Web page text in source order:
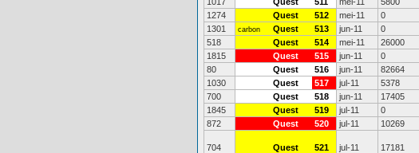
1274
Quest 512 mei-11 0
1301
carbon Quest 513 jun-11 0
518
Quest 514 mei-11 26000
1815
Quest 515 jun-11 0
80
Quest 516 jun-11 82664
1030
Quest 517 jul-11 5378
700
Quest 518 jun-11 17405
1845
Quest 519 jul-11 0
872
Quest 520 jul-11 10269
704 Quest 521 jul-11 17181